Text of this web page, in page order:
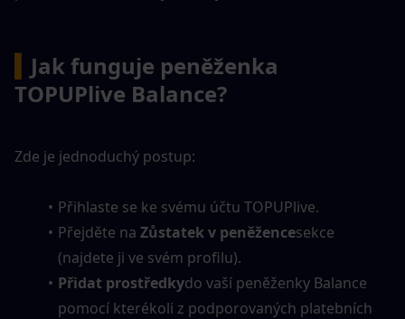
Jak funguje peněženka
TOPUPlive Balance?
Zde je jednoduchý postup:
Přihlaste se ke svému účtu TOPUPlive.
Přejděte na Zůstatek v peněžencesekce
(najdete ji ve svém profilu).
Přidat prostředkydo vaší peněženky Balance
pomocí kterékoli z podporovaných platebních